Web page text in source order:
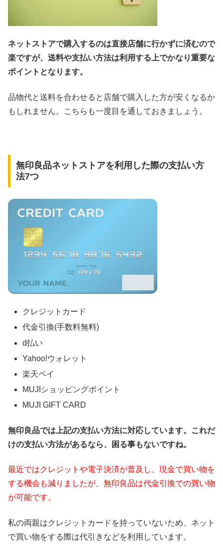
ネットストアで購入するのは直接店舗に行かずに済むので
楽ですが、送料や支払い方法は利用する上でかなり重要な
ポイントとなります。
品物代と送料を合わせると店舗で購入した方が安くなるか
もしれません。こちらも一度目を通しておきましょう。
無印良品ネットストアを利用した際の支払い方
法7つ
クレジットカード
代金引換(手数料無料)
d払い
Yahoo!ウォレット
楽天ペイ
MUJIショッピングポイント
MUJI GIFT CARD
無印良品では上記の支払い方法に対応しています。これだ
けの支払い方法があるなら、困る事もないですね。
最近ではクレジットや電子決済が普及し、現金で買い物を
する機会も減りましたが、無印良品は代金引換での買い物
が可能です。
私の両親はクレジットカードを持っていないため、ネット
で買い物をする際は代引きなどを利用しています。